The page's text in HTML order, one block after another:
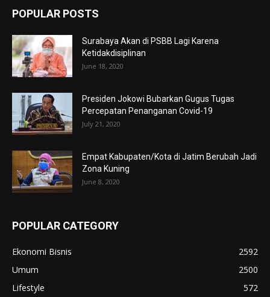
POPULAR POSTS
Surabaya Akan di PSBB Lagi Karena
Ketidakdisiplinan
June 18, 2020
Presiden Jokowi Bubarkan Gugus Tugas
Percepatan Penanganan Covid-19
July 21, 2020
Empat Kabupaten/Kota di Jatim Berubah Jadi
Zona Kuning
June 8, 2020
POPULAR CATEGORY
Ekonomi Bisnis
2592
Umum
2500
Lifestyle
572